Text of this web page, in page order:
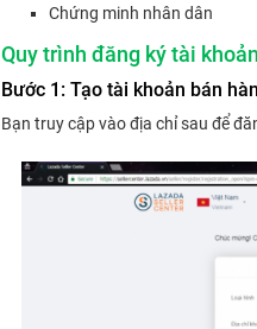
Chứng minh nhân dân
Quy trình đăng ký tài
Bước 1: Tạo tài khoản bán
Bạn truy cập vào địa chỉ sau để